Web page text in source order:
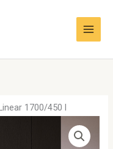
1700/450 l